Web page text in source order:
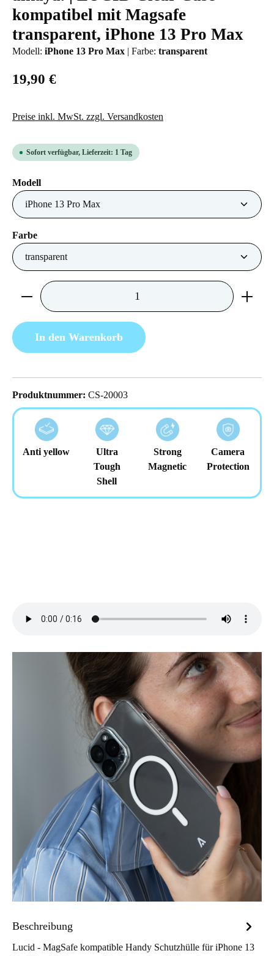
kompatibel mit Magsafe
transparent, iPhone 13 Pro Max
Modell: iPhone 13 Pro Max | Farbe: transparent
19,90 €
Preise inkl. MwSt. zzgl. Versandkosten
Sofort verfügbar, Lieferzeit: 1 Tag
Modellauswählen
Farbeauswählen
Produkt Anzahl: Gib den gewünschten Wert
In den Warenkorb
Produktnummer: CS-20003
Anti yellow
Ultra
Tough
Shell
Strong
Magnetic
Camera
Protection
Beschreibung
Lucid - MagSafe kompatible Handy Schutzhülle für iPhone 13